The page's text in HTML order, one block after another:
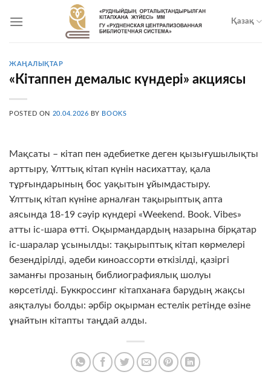
Қазақ
ЖАҢАЛЫҚТАР
«Кітаппен демалыс күндері» акциясы
POSTED ON 20.04.2026 BY BOOKS
Мақсаты – кітап пен әдебиетке деген қызығушылықты
арттыру, Ұлттық кітап күнін насихаттау, қала
тұрғындарының бос уақытын ұйымдастыру.
Ұлттық кітап күніне арналған тақырыптық апта
аясында 18-19 сәуір күндері «Weekend. Book. Vibes»
атты іс-шара өтті. Оқырмандардың назарына бірқатар
іс-шаралар ұсынылды: тақырыптық кітап көрмелері
безендірілді, әдеби киноассорти өткізілді, қазіргі
заманғы прозаның библиографиялық шолуы
көрсетілді. Буккроссинг кітапханаға барудың жақсы
аяқталуы болды: әрбір оқырман естелік ретінде өзіне
ұнайтын кітапты таңдай алды.